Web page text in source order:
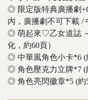
◎ 限定版特典廣播劇
內，廣播劇不可下載 /
◎ 萌起來♡乙女道誌
化，約60頁）
◎ 中華風角色小卡*6 (
◎ 角色壓克力立牌*7 (
◎ 角色亮閃徽章*5 (約